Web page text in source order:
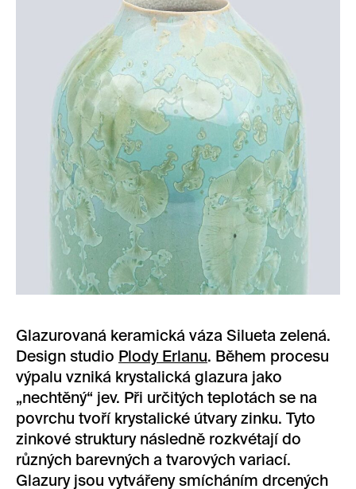
Glazurovaná keramická váza Silueta zelená.
Design studio Plody Erlanu. Během procesu
výpalu vzniká krystalická glazura jako
„nechtěný“ jev. Při určitých teplotách se na
povrchu tvoří krystalické útvary zinku. Tyto
zinkové struktury následně rozkvétají do
různých barevných a tvarových variací.
Glazury jsou vytvářeny smícháním drcených